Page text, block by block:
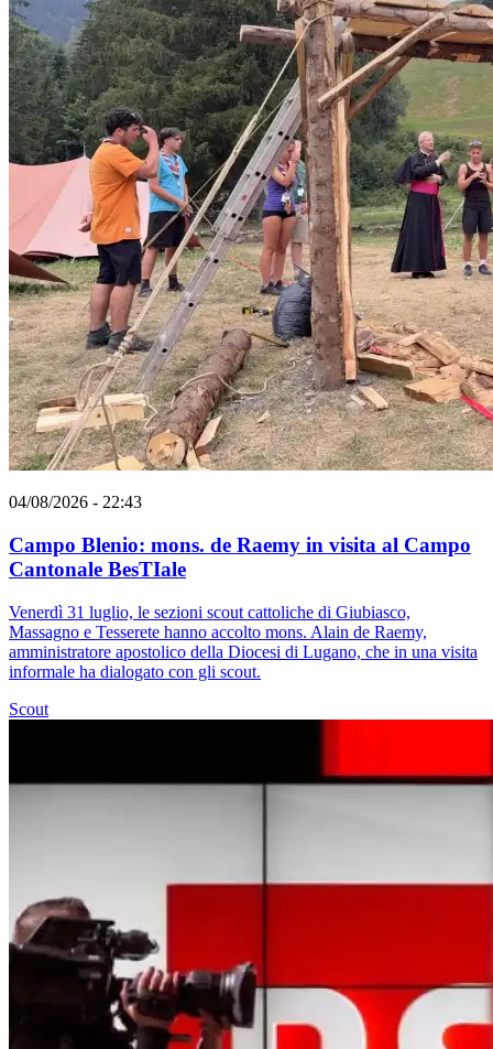
04/08/2026 - 22:43
Campo Blenio: mons. de Raemy in visita al Campo
Cantonale BesTIale
Venerdì 31 luglio, le sezioni scout cattoliche di Giubiasco,
Massagno e Tesserete hanno accolto mons. Alain de Raemy,
amministratore apostolico della Diocesi di Lugano, che in una visita
informale ha dialogato con gli scout.
Scout